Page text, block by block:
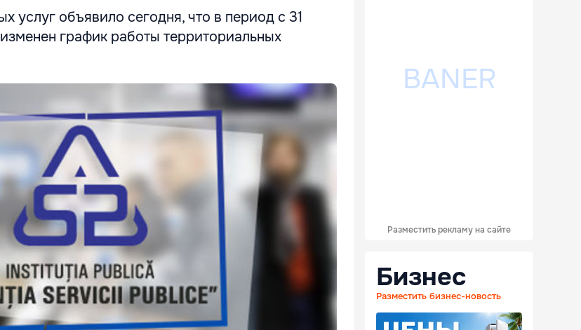
услуг объявило сегодня, что в период с 31
график работы территориальных
Разместить рекламу на сайте
Бизнес
Разместить бизнес-новость